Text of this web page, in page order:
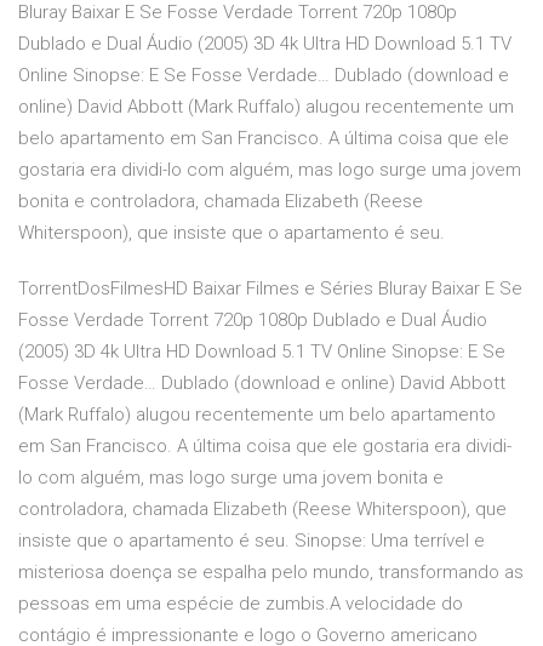
Bluray Baixar E Se Fosse Verdade Torrent 720p 1080p
Dublado e Dual Áudio (2005) 3D 4k Ultra HD Download 5.1 TV
Online Sinopse: E Se Fosse Verdade… Dublado (download e
online) David Abbott (Mark Ruffalo) alugou recentemente um
belo apartamento em San Francisco. A última coisa que ele
gostaria era dividi-lo com alguém, mas logo surge uma jovem
bonita e controladora, chamada Elizabeth (Reese
Whiterspoon), que insiste que o apartamento é seu.
TorrentDosFilmesHD Baixar Filmes e Séries Bluray Baixar E Se
Fosse Verdade Torrent 720p 1080p Dublado e Dual Áudio
(2005) 3D 4k Ultra HD Download 5.1 TV Online Sinopse: E Se
Fosse Verdade… Dublado (download e online) David Abbott
(Mark Ruffalo) alugou recentemente um belo apartamento
em San Francisco. A última coisa que ele gostaria era dividi-
lo com alguém, mas logo surge uma jovem bonita e
controladora, chamada Elizabeth (Reese Whiterspoon), que
insiste que o apartamento é seu. Sinopse: Uma terrível e
misteriosa doença se espalha pelo mundo, transformando as
pessoas em uma espécie de zumbis.A velocidade do
contágio é impressionante e logo o Governo americano